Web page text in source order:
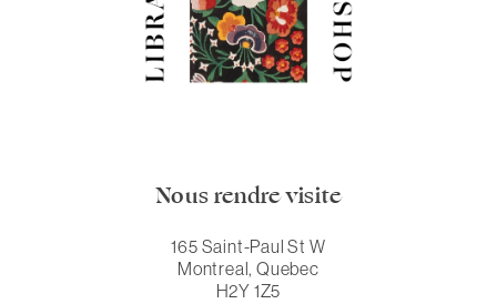
Nous rendre visite
165 Saint-Paul St W
Montreal, Quebec
H2Y 1Z5